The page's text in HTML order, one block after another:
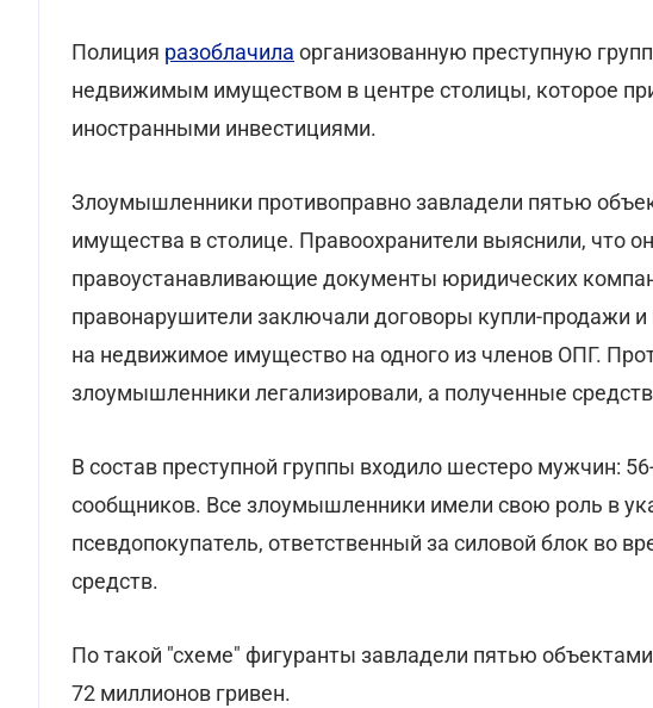
Полиция разоблачила организованную преступную
недвижимым имуществом в центре столицы, которое
иностранными инвестициями.
Злоумышленники противоправно завладели пятью
имущества в столице. Правоохранители выяснили, что
правоустанавливающие документы юридических
правонарушители заключали договоры купли-продажи
на недвижимое имущество на одного из членов ОПГ.
злоумышленники легализировали, а полученные
В состав преступной группы входило шестеро мужчин:
сообщников. Все злоумышленники имели свою роль в
псевдопокупатель, ответственный за силовой блок во
средств.
По такой "схеме" фигуранты завладели пятью
72 миллионов гривен.